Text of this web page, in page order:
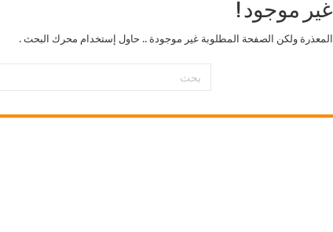
غير موجود !
المعذرة ولكن الصفحة المطلوبة غير موجودة .. حاول إستخدام محرك البحث .